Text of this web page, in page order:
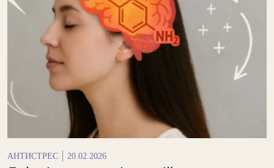
АНТИСТРЕС 20.02.2026